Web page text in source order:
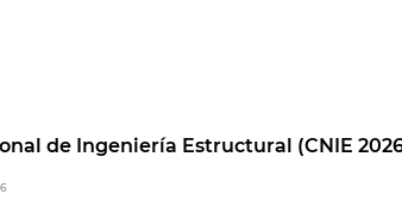
de Ingeniería Estructural (CNIE